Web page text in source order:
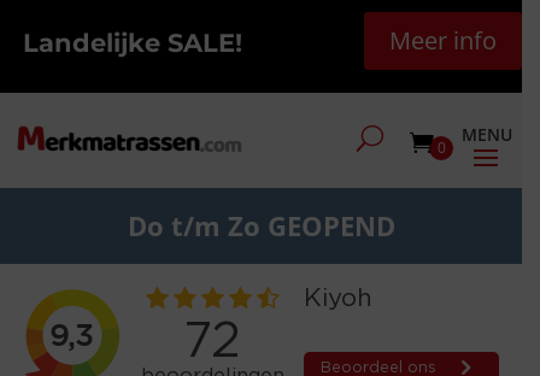
Landelijke SALE! Meer info
0
Do t/m Zo GEOPEND